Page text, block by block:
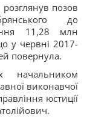
позов
до
11,28 млн
у червні 2017-
повернула.
виконавчої
юстиції